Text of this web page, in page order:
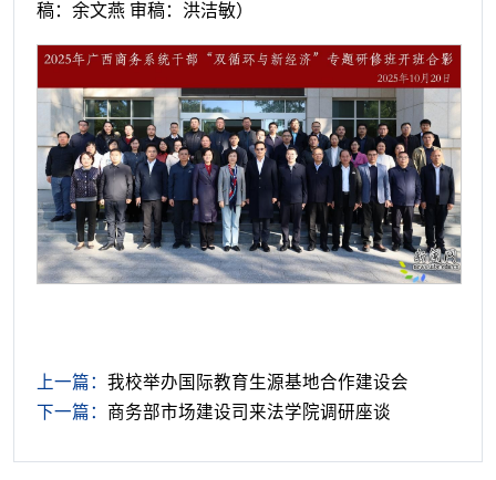
稿：余文燕 审稿：洪洁敏）
上一篇： 我校举办国际教育生源基地合作建设会
下一篇： 商务部市场建设司来法学院调研座谈